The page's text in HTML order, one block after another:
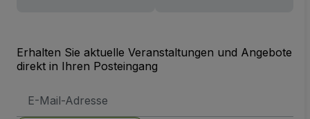
Erhalten Sie aktuelle Veranstaltungen und Angebote
direkt in Ihren Posteingang
Mail-